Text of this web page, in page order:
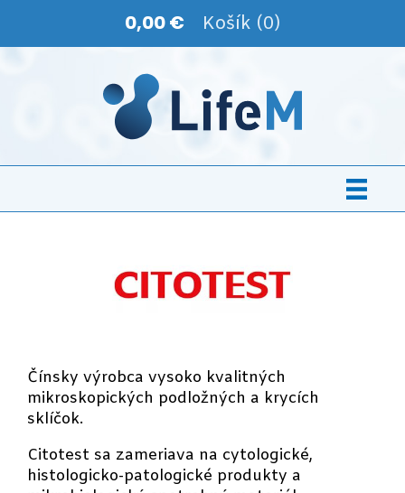
0,00 € Košík (0)
Čínsky výrobca vysoko kvalitných
mikroskopických podložných a krycích
sklíčok.
Citotest sa zameriava na cytologické,
histologicko-patologické produkty a